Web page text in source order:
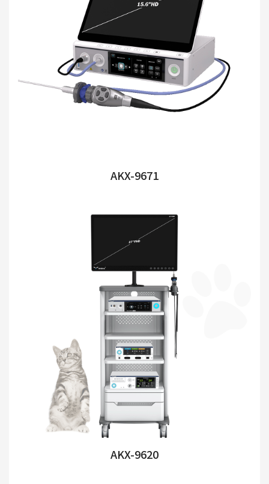
AKX-9671
AKX-9620